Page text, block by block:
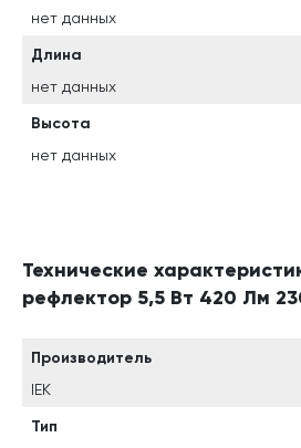
нет данных
Длина
нет данных
Высота
нет данных
Технические
рефлектор 5,5 Вт 420 Лм
Производитель
IEK
Тип